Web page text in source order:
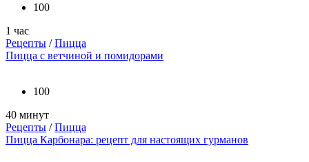
100
1 час
Рецепты /Пицца
Пицца с ветчиной и помидорами
100
40 минут
Рецепты /Пицца
Пицца Карбонара: рецепт для настоящих гурманов